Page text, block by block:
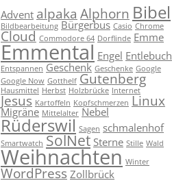
Advent alpaka Alphorn Bibel
Bildbearbeitung Bürgerbus Casio Chrome
Cloud Commodore 64 Dorflinde Emme
Emmental Engel Entlebuch
Entspannen Geschenk Geschenke Google
Google Now Gotthelf Gutenberg
Hausmittel Herbst Holzbrücke Internet
Jesus Kartoffeln Kopfschmerzen Linux
Migräne Mittelalter Nebel
Rüderswil Sagen schmalenhof
Smartwatch SolNet Sterne Stille Wald
Weihnachten Winter
WordPress Zollbrück